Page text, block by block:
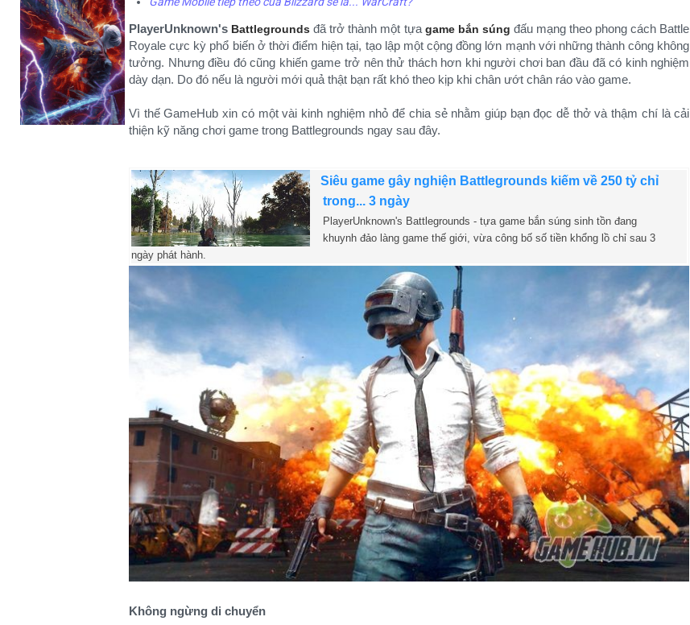
PlayerUnknown's Battlegrounds đã trở thành một tựa game bắn súng đấu mạng theo phong cách Battle
Royale cực kỳ phổ biến ở thời điểm hiện tại, tạo lập một cộng đồng lớn mạnh với những thành công không
tưởng. Nhưng điều đó cũng khiến game trở nên thử thách hơn khi người chơi ban đầu đã có kinh nghiệm
dày dạn. Do đó nếu là người mới quả thật bạn rất khó theo kịp khi chân ướt chân ráo vào game.
Vì thế GameHub xin có một vài kinh nghiệm nhỏ để chia sẻ nhằm giúp bạn đọc dễ thở và thậm chí là cải
thiện kỹ năng chơi game trong Battlegrounds ngay sau đây.​
Siêu game gây nghiện Battlegrounds kiếm về 250 tỷ chỉ
trong... 3 ngày
PlayerUnknown's Battlegrounds - tựa game bắn súng sinh tồn đang
khuynh đảo làng game thế giới, vừa công bố số tiền khổng lồ chỉ sau 3
ngày phát hành.
Không ngừng di chuyển